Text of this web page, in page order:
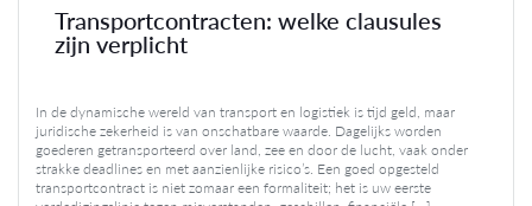
Transportcontracten: welke clausules
zijn verplicht
In de dynamische wereld van transport en logistiek is tijd geld, maar
juridische zekerheid is van onschatbare waarde. Dagelijks worden
goederen getransporteerd over land, zee en door de lucht, vaak onder
strakke deadlines en met aanzienlijke risico’s. Een goed opgesteld
transportcontract is niet zomaar een formaliteit; het is uw eerste